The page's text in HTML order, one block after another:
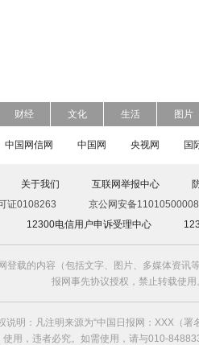
财经 文化 生活 图片
中国网信网 中国网 央视网 国
关于我们 互联网举报中心
证0108263
京公网安备
12300电信用户申诉受理中心
登载的内容（包括文字、图片、多媒体资
报网事先协议授权，禁止转载使
说明：凡注明来源为“中国日报网：XXX（
使用，违者必究。如需使用，请与010-